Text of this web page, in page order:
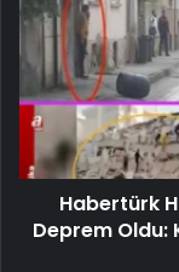
Habertürk
Deprem Oldu: